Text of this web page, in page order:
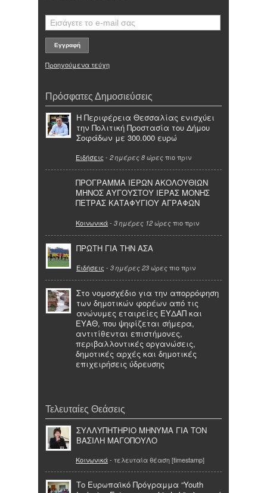
Προηγούμενα τεύχη
Πρόσφατες Δημοσιεύσεις
Η Περιφέρεια Θεσσαλίας ενισχύει
την Πολιτική Προστασία του Δήμου
Σοφάδων με 300.000 ευρώ
Ειδήσεις - 2 ημέρες 8 ώρες πιο πριν
ΠΡΟΓΡΑΜΜΑ ΙΕΡΩΝ ΑΚΟΛΟΥΘΙΩΝ
ΜΗΝΟΣ ΑΥΓΟΥΣΤΟΥ ΙΕΡΑΣ ΜΟΝΗΣ
ΠΕΤΡΑΣ ΚΑΤΑΦΥΓΙΟΥ ΑΓΡΑΦΩΝ
Κοινωνικά- 3 ημέρες 12 ώρες πιο πριν
ΠΡΩΤΗ ΓΙΑ ΤΗΝ ΑΣΑ
Ειδήσεις - 3 ημέρες 23 ώρες πιο πριν
Στο νομοσχέδιο για την απορρόφηση
των δημοτικών φορέων από τις
ανώνυμες εταιρείες ΕΥΔΑΠ και
ΕΥΑΘ, που ψηφίζεται σήμερα,
αντιτίθενται επιστήμονες,
περιβαλλοντικές οργανώσεις,
δημοτικές αρχές και δημοτικές
επιχειρήσεις ύδρευσης
Τελευταίες Θεάσεις
ΣΥΛΛΥΠΗΤΗΡΙΟ ΜΗΝΥΜΑ ΓΙΑ ΤΟΝ
ΒΑΣΙΛΗ ΜΑΓΟΠΟΥΛΟ
Κοινωνικά- τελευταία θέαση [timestamp]
Το Ευρωπαϊκό Πρόγραμμα “Youth